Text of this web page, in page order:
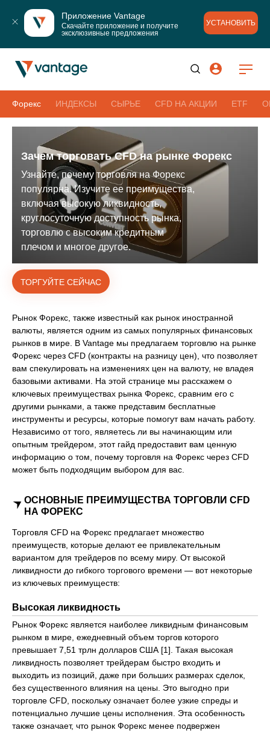
Приложение Vantage
Скачайте приложение и получите
эксклюзивные предложения
УСТАНОВИТЬ
Форекс ИНДЕКСЫ СЫРЬЕ CFD НА АКЦИИ ETF
Зачем торговать CFD на рынке Форекс
Узнайте, почему торговля на Форекс
популярна. Изучите ее преимущества,
включая высокую ликвидность,
круглосуточную доступность рынка,
торговлю с высоким кредитным
плечом и многое другое.
ТОРГУЙТЕ СЕЙЧАС
Рынок Форекс, также известный как рынок иностранной
валюты, является одним из самых популярных финансовых
рынков в мире. В Vantage мы предлагаем торговлю на рынке
Форекс через CFD (контракты на разницу цен), что позволяет
вам спекулировать на изменениях цен на валюту, не владея
базовыми активами. На этой странице мы расскажем о
ключевых преимуществах рынка Форекс, сравним его с
другими рынками, а также представим бесплатные
инструменты и ресурсы, которые помогут вам начать работу.
Независимо от того, являетесь ли вы начинающим или
опытным трейдером, этот гайд предоставит вам ценную
информацию о том, почему торговля на Форекс через CFD
может быть подходящим выбором для вас.
ОСНОВНЫЕ ПРЕИМУЩЕСТВА ТОРГОВЛИ CFD
НА ФОРЕКС
Торговля CFD на Форекс предлагает множество
преимуществ, которые делают ее привлекательным
вариантом для трейдеров по всему миру. От высокой
ликвидности до гибкого торгового времени — вот некоторые
из ключевых преимуществ:
Высокая ликвидность
Рынок Форекс является наиболее ликвидным финансовым
рынком в мире, ежедневный объем торгов которого
превышает 7,51 трлн долларов США [1]. Такая высокая
ликвидность позволяет трейдерам быстро входить и
выходить из позиций, даже при больших размерах сделок,
без существенного влияния на цены. Это выгодно при
торговле CFD, поскольку означает более узкие спреды и
потенциально лучшие цены исполнения. Эта особенность
также означает, что рынок Форекс менее подвержен